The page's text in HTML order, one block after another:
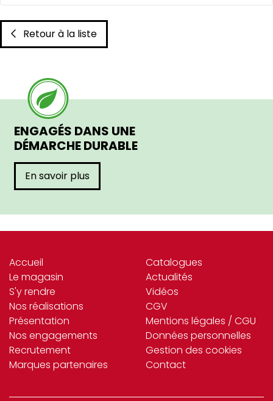
Retour à la liste
ENGAGÉS DANS UNE
DÉMARCHE DURABLE
En savoir plus
Accueil
Le magasin
S'y rendre
Nos réalisations
Présentation
Nos engagements
Recrutement
Marques partenaires
Catalogues
Actualités
Vidéos
CGV
Mentions légales / CGU
Données personnelles
Gestion des cookies
Contact